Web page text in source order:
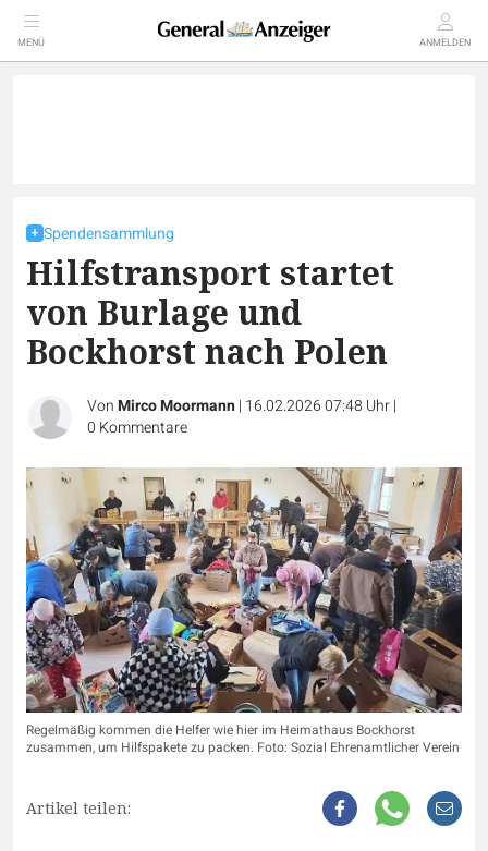
MENÜ ANMELDEN
Spendensammlung
Hilfstransport startet
von Burlage und
Bockhorst nach Polen
VonMirco Moormann| 16.02.2026 07:48 Uhr|
0 Kommentare
Regelmäßig kommen die Helfer wie hier im Heimathaus Bockhorst
zusammen, um Hilfspakete zu packen. Foto: Sozial Ehrenamtlicher Verein
Artikel teilen: